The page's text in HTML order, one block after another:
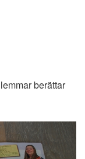
berättar